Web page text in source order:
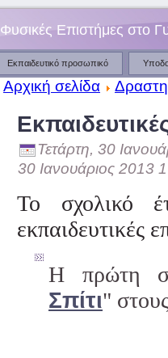
Φυσικές Επιστήμες στο
Εκπαιδευτικό προσωπικό
Αρχική σελίδα
Τετάρτη, 30
30 Ιανουάριος 2013
Το σχολικό
εκπαιδευτικές
Η πρώτη
Σπίτι"